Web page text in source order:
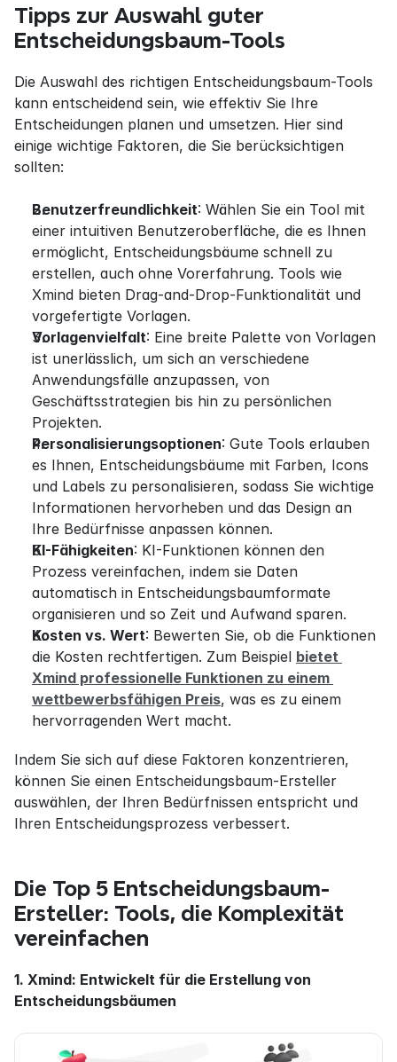
Tipps zur Auswahl guter
Entscheidungsbaum-Tools
Die Auswahl des richtigen Entscheidungsbaum-Tools
kann entscheidend sein, wie effektiv Sie Ihre
Entscheidungen planen und umsetzen. Hier sind
einige wichtige Faktoren, die Sie berücksichtigen
sollten:
Benutzerfreundlichkeit: Wählen Sie ein Tool mit
einer intuitiven Benutzeroberfläche, die es Ihnen
ermöglicht, Entscheidungsbäume schnell zu
erstellen, auch ohne Vorerfahrung. Tools wie
Xmind bieten Drag-and-Drop-Funktionalität und
vorgefertigte Vorlagen.
Vorlagenvielfalt: Eine breite Palette von Vorlagen
ist unerlässlich, um sich an verschiedene
Anwendungsfälle anzupassen, von
Geschäftsstrategien bis hin zu persönlichen
Projekten.
Personalisierungsoptionen: Gute Tools erlauben
es Ihnen, Entscheidungsbäume mit Farben, Icons
und Labels zu personalisieren, sodass Sie wichtige
Informationen hervorheben und das Design an
Ihre Bedürfnisse anpassen können.
KI-Fähigkeiten: KI-Funktionen können den
Prozess vereinfachen, indem sie Daten
automatisch in Entscheidungsbaumformate
organisieren und so Zeit und Aufwand sparen.
Kosten vs. Wert: Bewerten Sie, ob die Funktionen
die Kosten rechtfertigen. Zum Beispiel bietet
Xmind professionelle Funktionen zu einem
wettbewerbsfähigen Preis, was es zu einem
hervorragenden Wert macht.
Indem Sie sich auf diese Faktoren konzentrieren,
können Sie einen Entscheidungsbaum-Ersteller
auswählen, der Ihren Bedürfnissen entspricht und
Ihren Entscheidungsprozess verbessert.
Die Top 5 Entscheidungsbaum-
Ersteller: Tools, die Komplexität
vereinfachen
1. Xmind: Entwickelt für die Erstellung von
Entscheidungsbäumen